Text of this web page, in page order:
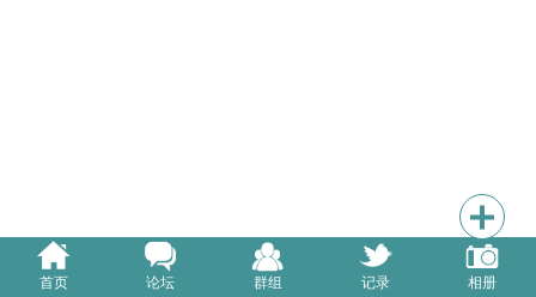
首页 论坛 群组 记录 相册